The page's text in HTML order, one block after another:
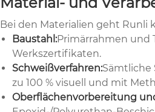
Bei den Materialien geht Runli
Baustahl:Primärrahmen und
Werkszertifikaten.
Schweißverfahren:Sämtliche
zu 100 % visuell und mit
Oberflächenvorbereitung